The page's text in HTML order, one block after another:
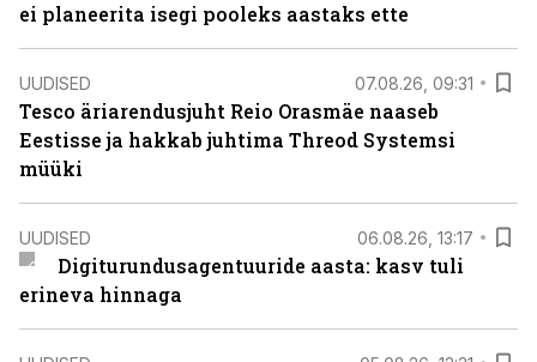
ei planeerita isegi pooleks aastaks ette
UUDISED 07.08.26, 09:31
Tesco äriarendusjuht Reio Orasmäe naaseb
Eestisse ja hakkab juhtima Threod Systemsi
müüki
UUDISED 06.08.26, 13:17
Digiturundusagentuuride aasta: kasv tuli
erineva hinnaga